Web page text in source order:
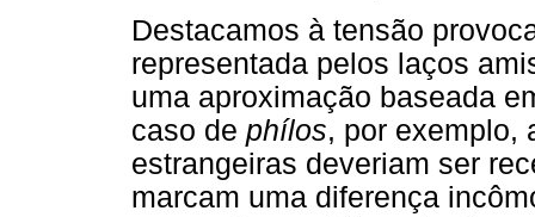
Destacamos à tensão
representada pelos laços
uma aproximação baseada
caso de phílos, por exemplo,
estrangeiras deveriam ser
marcam uma diferença